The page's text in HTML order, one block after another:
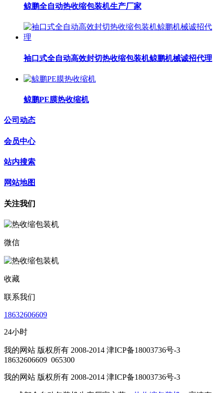
鲸鹏全自动热收缩包装机生产厂家
袖口式全自动高效封切热收缩包装机鲸鹏机械诚招代理
鲸鹏PE膜热收缩机
公司动态
会员中心
站内搜索
网站地图
关注我们
微信
收藏
联系我们
18632606609
24小时
我的网站 版权所有 2008-2014 津ICP备18003736号-3
18632606609 065300
我的网站 版权所有 2008-2014 津ICP备18003736号-3